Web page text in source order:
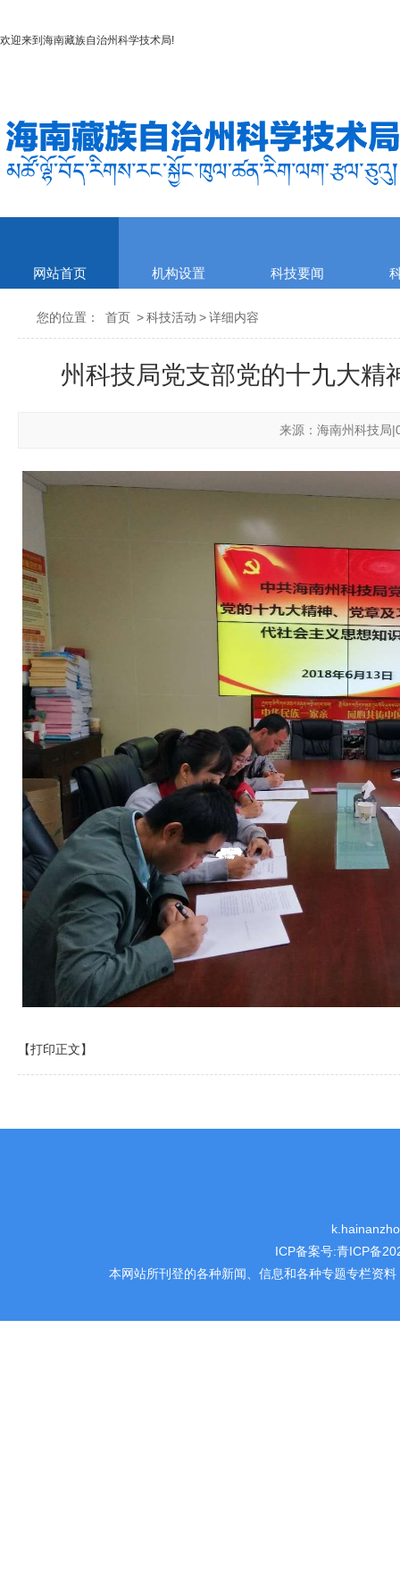
欢迎来到 海南藏族自治州科学技术局!
网站首页 机构设置 科技要闻
您的位置： 首页 >科技活动 >详细内容
州科技局党支部党的十九大精
来源：海南州科技局
【打印正文】
ICP备案号:青ICP备
本网站所刊登的各种新闻、信息和各种专题专栏资